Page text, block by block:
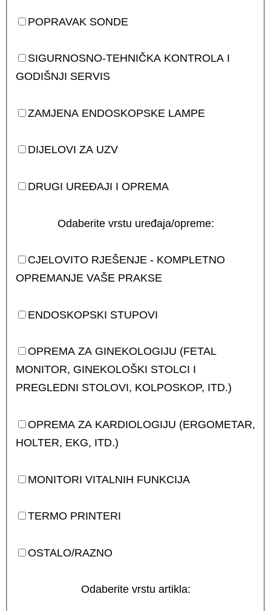
POPRAVAK SONDE
SIGURNOSNO-TEHNIČKA KONTROLA I
GODIŠNJI SERVIS
ZAMJENA ENDOSKOPSKE LAMPE
DIJELOVI ZA UZV
DRUGI UREĐAJI I OPREMA
Odaberite vrstu uređaja/opreme:
CJELOVITO RJEŠENJE - KOMPLETNO
OPREMANJE VAŠE PRAKSE
ENDOSKOPSKI STUPOVI
OPREMA ZA GINEKOLOGIJU (FETAL
MONITOR, GINEKOLOŠKI STOLCI I
PREGLEDNI STOLOVI, KOLPOSKOP, ITD.)
OPREMA ZA KARDIOLOGIJU (ERGOMETAR,
HOLTER, EKG, ITD.)
MONITORI VITALNIH FUNKCIJA
TERMO PRINTERI
OSTALO/RAZNO
Odaberite vrstu artikla: